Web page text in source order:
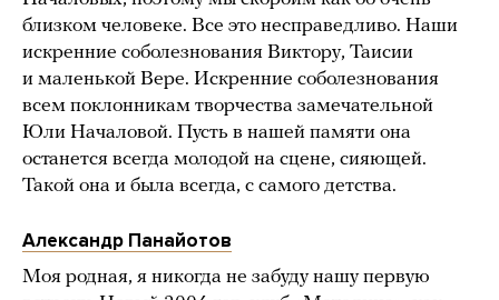
близком человеке. Все это несправедливо. Наши
искренние соболезнования Виктору, Таисии
и маленькой Вере. Искренние соболезнования
всем поклонникам творчества замечательной
Юли Началовой. Пусть в нашей памяти она
останется всегда молодой на сцене, сияющей.
Такой она и была всегда, с самого детства.
Александр Панайотов
Моя родная, я никогда не забуду нашу первую